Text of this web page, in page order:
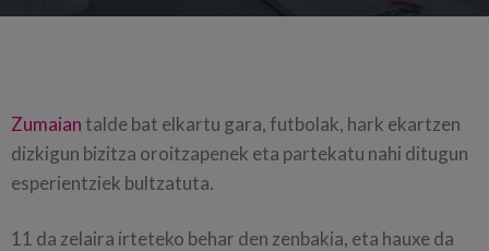
Zumaian talde bat elkartu gara, futbolak, hark ekartzen
dizkigun bizitza oroitzapenek eta partekatu nahi ditugun
esperientziek bultzatuta.
11 da zelaira irteteko behar den zenbakia, eta hauxe da